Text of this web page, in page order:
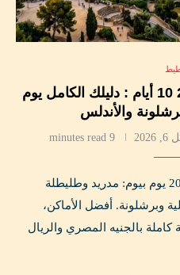
برنامج سياحي إسبانيا 2026 10 أيام : دليلك الكامل يوم
والأندلس
2026
9 minutes read
برنامج سياحي إسبانيا 10 أيام 2026 يوم بيوم: مدريد وطليطلة
وبرشلونة. أفضل الأماكن،
كاملة بالجنيه المصري والريال